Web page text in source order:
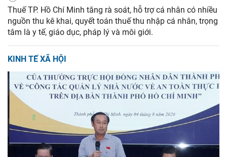
Thuế TP. Hồ Chí Minh tăng rà soát, hỗ trợ cá nhân có nhiều
nguồn thu kê khai, quyết toán thuế thu nhập cá nhân, trọng
tâm là y tế, giáo dục, pháp lý và môi giới.
KINH TẾ XÃ HỘI